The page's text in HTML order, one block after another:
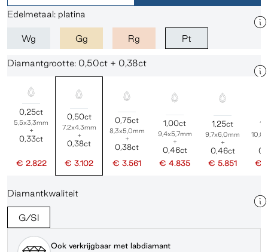
Edelmetaal: platina
Wg Gg Rg Pt
Diamantgrootte: 0,50ct + 0,38ct
0,25ct
5,5x3,3mm
+
0,33ct
€ 2.822
0,50ct
7,2x4,3mm
+
0,38ct
€ 3.102
0,75ct
8,3x5,0mm
+
0,38ct
€ 3.561
1,00ct
9,4x5,7mm
+
0,46ct
€ 4.835
1,25ct
9,7x6,0mm
+
0,46ct
€ 5.851
€
Diamantkwaliteit
G/SI
Ook verkrijgbaar met labdiamant